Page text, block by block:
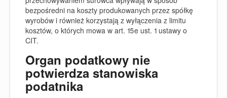
bezpośredni na koszty produkowanych przez spółkę
wyrobów i również korzystają z wyłączenia z limitu
kosztów, o których mowa w art. 15e ust. 1 ustawy o
CIT.
Organ podatkowy nie
potwierdza stanowiska
podatnika